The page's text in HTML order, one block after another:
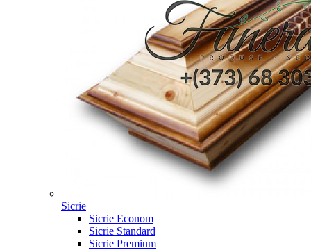
Sicrie
Sicrie Econom
Sicrie Standard
Sicrie Premium